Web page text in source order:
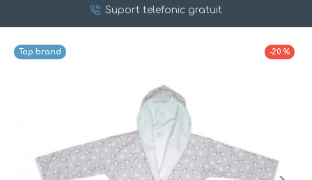
Suport telefonic gratuit
Top brand -20 %